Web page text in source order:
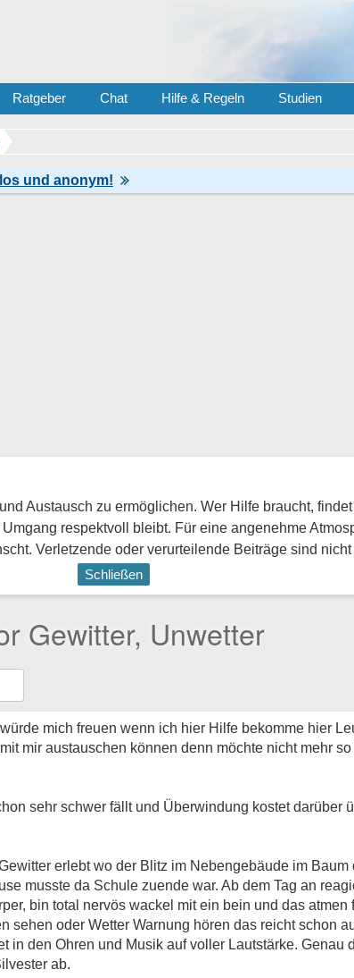
Ratgeber Chat Hilfe & Regeln Studien
Austausch zu ermöglichen. Wer Hilfe braucht,
respektvoll bleibt. Für eine angenehme
Verletzende oder verurteilende Beiträge sind nicht
Schließen
Gewitter, Unwetter
mich freuen wenn ich hier Hilfe bekomme hier
mir austauschen können denn möchte nicht mehr
sehr schwer fällt und Überwindung kostet darüber
erlebt wo der Blitz im Nebengebäude im
musste da Schule zuende war. Ab dem Tag an
bin total nervös wackel mit ein bein und das atmen
sehen oder Wetter Warnung hören das reicht schon
in den Ohren und Musik auf voller Lautstärke. Genau
ab.